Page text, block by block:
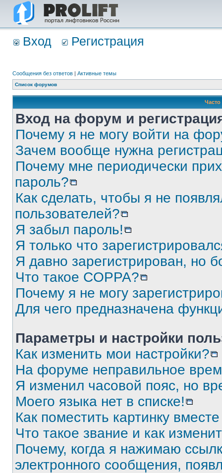
Вход Регистрация
Сообщения без ответов | Активные темы
Список форумов
Вход на форум и
Почему я не могу войти на
Зачем вообще нужна
Почему мне периодически
пароль?
Как сделать, чтобы я не
пользователей?
Я забыл пароль!
Я только что
Я давно зарегистрирован, но
Что такое COPPA?
Почему я не могу
Для чего предназначена
Параметры и настройки
Как изменить мои настройки?
На форуме неправильное
Я изменил часовой пояс, но
Моего языка нет в списке!
Как поместить картинку
Что такое звание и как
Почему, когда я нажимаю
электронного сообщения,